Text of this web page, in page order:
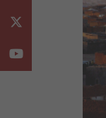
Youtube